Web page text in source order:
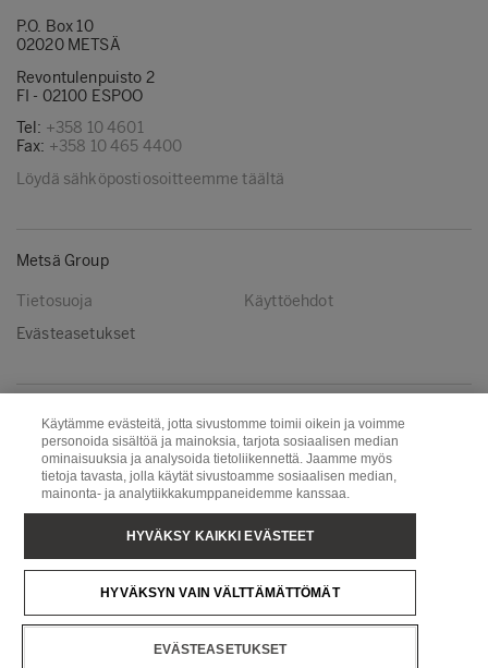
P.O. Box 10
02020 METSÄ
Revontulenpuisto 2
FI - 02100 ESPOO
Tel: +358 10 4601
Fax: +358 10 465 4400
Löydä sähköpostiosoitteemme täältä
Metsä Group
Tietosuoja
Käyttöehdot
Evästeasetukset
Seuraa meitä
LinkedIn Youtube
Metsä Fibre
Metsä Forest
Metsä Spring
Metsä Tissue
Metsä Wood
Copyright © Metsä Group
Käytämme evästeitä, jotta sivustomme toimii oikein ja voimme
personoida sisältöä ja mainoksia, tarjota sosiaalisen median
ominaisuuksia ja analysoida tietoliikennettä. Jaamme myös
tietoja tavasta, jolla käytät sivustoamme sosiaalisen median,
mainonta- ja analytiikkakumppaneidemme kanssaa.
EVÄSTEASETUKSET
HYVÄKSYN VAIN VÄLTTÄMÄTTÖMÄT
HYVÄKSY KAIKKI EVÄSTEET